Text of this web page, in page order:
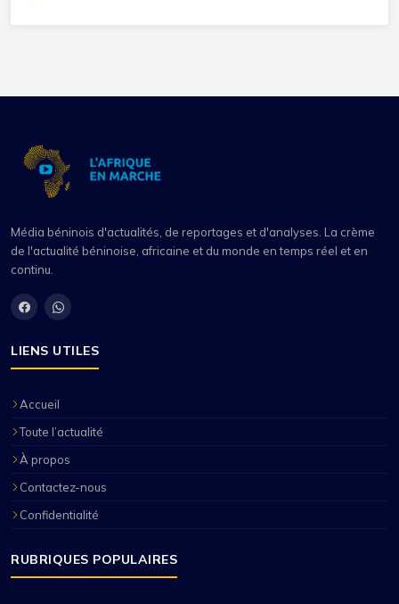
Média béninois d'actualités, de reportages et d'analyses. La crème
de l'actualité béninoise, africaine et du monde en temps réel et en
continu.
LIENS UTILES
Accueil
Toute l’actualité
À propos
Contactez-nous
Confidentialité
RUBRIQUES POPULAIRES